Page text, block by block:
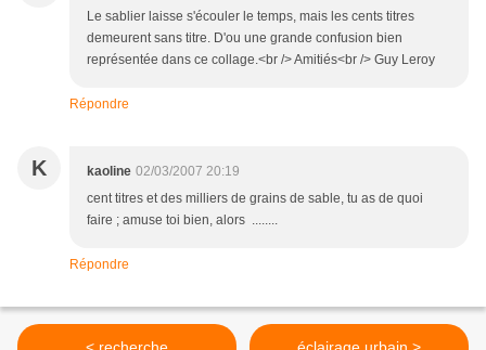
Le sablier laisse s'écouler le temps, mais les cents titres
demeurent sans titre. D'ou une grande confusion bien
représentée dans ce collage.<br /> Amitiés<br /> Guy Leroy
Répondre
K kaoline 02/03/2007 20:19
cent titres et des milliers de grains de sable, tu as de quoi
faire ; amuse toi bien, alors ........
Répondre